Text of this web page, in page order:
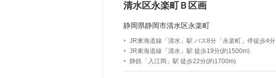
清水区永楽町Ｂ区画
静岡県静岡市清水区永楽町
JR東海道線「清水」駅 バス8分「永楽町」停徒歩4分
JR東海道線「清水」駅 徒歩19分(約1500m)
静鉄「入江岡」駅 徒歩22分(約1700m)